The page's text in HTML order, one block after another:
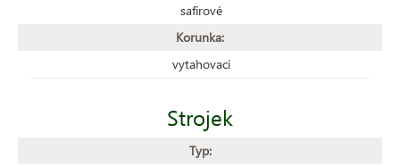
safírové
Korunka:
vytahovací
Strojek
Typ: